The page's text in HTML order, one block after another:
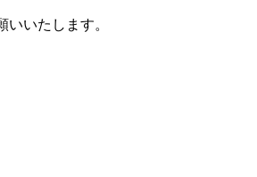
いたします。